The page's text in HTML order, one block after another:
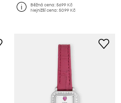
Běžná cena:5699 Kč
Nejnižší cena:5099 Kč